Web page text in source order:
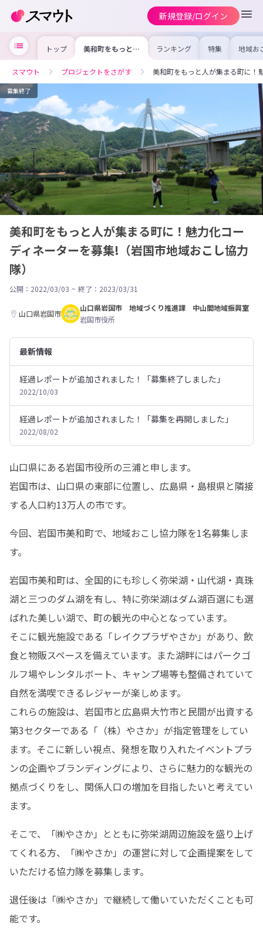
新規登録/ログイン
トップ 美和町をもっと人
が集まる町に！魅
ターを募集!（岩
国市地域おこし協
力隊）
ランキング 特集 地域お
の求
を集め
事内容
を比較
合った
けよう
スマウト プロジェクトをさがす 美和町をもっと人が集まる町に！
募集終了
美和町をもっと人が集まる町に！魅力化コー
ディネーターを募集!（岩国市地域おこし協力
隊）
公開：2022/03/03 ~ 終了：2023/03/31
山口県岩国市
山口県岩国市 地域づくり推進課 中山間地域振興室
岩国市役所
最新情報
経過レポートが追加されました！「募集終了しました」
2022/10/03
経過レポートが追加されました！「募集を再開しました」
2022/08/02
山口県にある岩国市役所の三浦と申します。
岩国市は、山口県の東部に位置し、広島県・島根県と隣接
する人口約13万人の市です。
今回、岩国市美和町で、地域おこし協力隊を1名募集しま
す。
岩国市美和町は、全国的にも珍しく弥栄湖・山代湖・真珠
湖と三つのダム湖を有し、特に弥栄湖はダム湖百選にも選
ばれた美しい湖で、町の観光の中心となっています。
そこに観光施設である「レイクプラザやさか」があり、飲
食と物販スペースを備えています。また湖畔にはパークゴ
ルフ場やレンタルボート、キャンプ場等も整備されていて
自然を満喫できるレジャーが楽しめます。
これらの施設は、岩国市と広島県大竹市と民間が出資する
第3セクターである「（株）やさか」が指定管理をしてい
ます。そこに新しい視点、発想を取り入れたイベントプラ
ンの企画やブランディングにより、さらに魅力的な観光の
拠点づくりをし、関係人口の増加を目指したいと考えてい
ます。
そこで、「㈱やさか」とともに弥栄湖周辺施設を盛り上げ
てくれる方、「㈱やさか」の運営に対して企画提案をして
いただける協力隊を募集します。
退任後は「㈱やさか」で継続して働いていただくことも可
能です。